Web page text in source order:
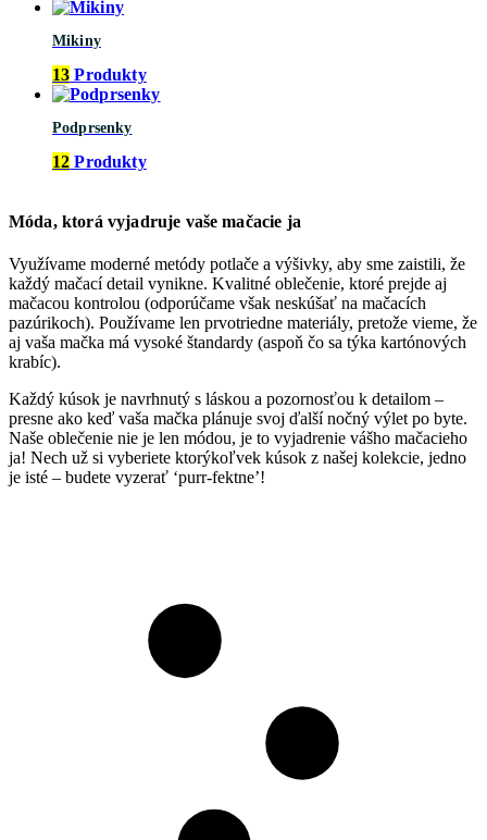
Mikiny
13 Produkty
Podprsenky
12 Produkty
Móda, ktorá vyjadruje vaše mačacie ja
Využívame moderné metódy potlače a výšivky, aby sme zaistili, že
každý mačací detail vynikne. Kvalitné oblečenie, ktoré prejde aj
mačacou kontrolou (odporúčame však neskúšať na mačacích
pazúrikoch). Používame len prvotriedne materiály, pretože vieme, že
aj vaša mačka má vysoké štandardy (aspoň čo sa týka kartónových
krabíc).
Každý kúsok je navrhnutý s láskou a pozornosťou k detailom –
presne ako keď vaša mačka plánuje svoj ďalší nočný výlet po byte.
Naše oblečenie nie je len módou, je to vyjadrenie vášho mačacieho
ja! Nech už si vyberiete ktorýkoľvek kúsok z našej kolekcie, jedno
je isté – budete vyzerať ‘purr-fektne’!